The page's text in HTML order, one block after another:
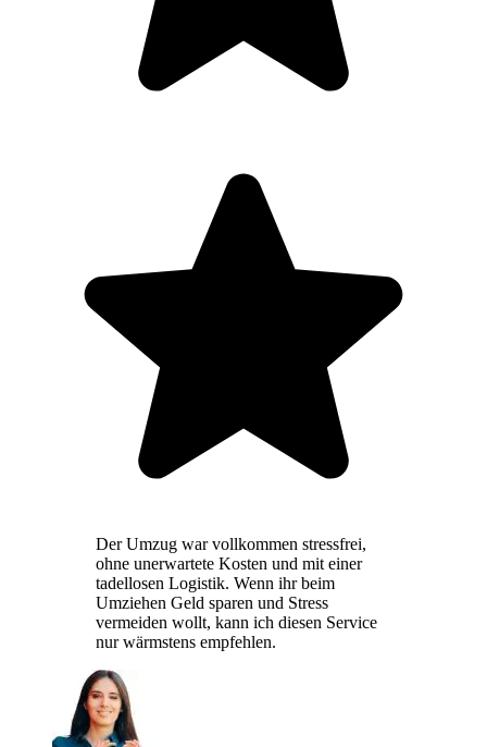
Der Umzug war vollkommen stressfrei,
ohne unerwartete Kosten und mit einer
tadellosen Logistik. Wenn ihr beim
Umziehen Geld sparen und Stress
vermeiden wollt, kann ich diesen Service
nur wärmstens empfehlen.